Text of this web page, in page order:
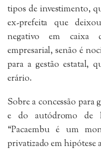
tipos de investimento,
ex-prefeita que
negativo em caixa
empresarial, senão é
para a gestão estatal,
erário.
Sobre a concessão para
e do autódromo de
“Pacaembu é um
privatizado em hipótese